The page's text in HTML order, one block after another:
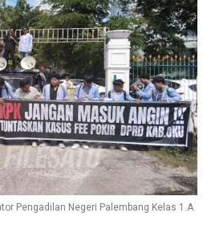
Pengadilan Negeri Palembang Kelas 1.A